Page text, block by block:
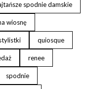
spodnie damskie
wiosnę
quiosque
renee
spodnie